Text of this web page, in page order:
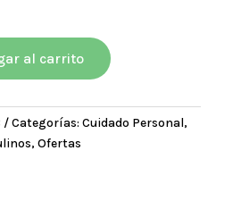
es:
$3444,99.
al carrito
Categorías: Cuidado Personal,
, Ofertas